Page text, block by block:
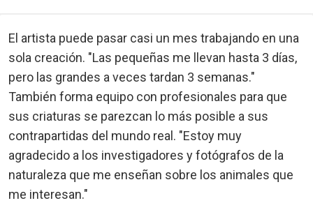
El artista puede pasar casi un mes trabajando en una
sola creación. "Las pequeñas me llevan hasta 3 días,
pero las grandes a veces tardan 3 semanas."
También forma equipo con profesionales para que
sus criaturas se parezcan lo más posible a sus
contrapartidas del mundo real. "Estoy muy
agradecido a los investigadores y fotógrafos de la
naturaleza que me enseñan sobre los animales que
me interesan."